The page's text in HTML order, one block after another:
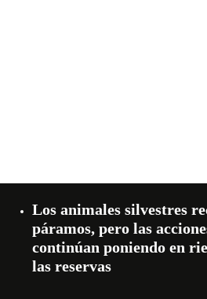
Los animales silvestres
páramos, pero las
continúan poniendo en
las reservas